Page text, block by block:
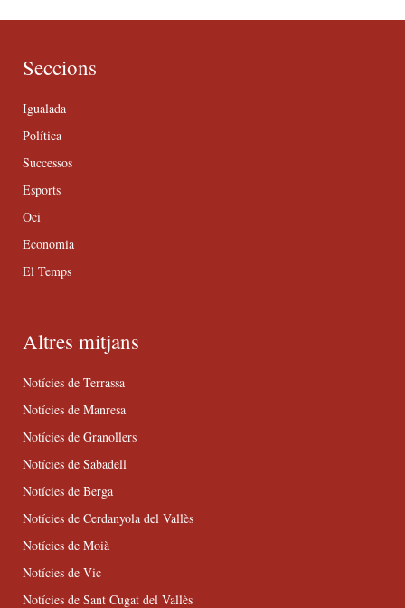
Seccions
Igualada
Política
Successos
Esports
Oci
Economia
El Temps
Altres mitjans
Notícies de Terrassa
Notícies de Manresa
Notícies de Granollers
Notícies de Sabadell
Notícies de Berga
Notícies de Cerdanyola del Vallès
Notícies de Moià
Notícies de Vic
Notícies de Sant Cugat del Vallès